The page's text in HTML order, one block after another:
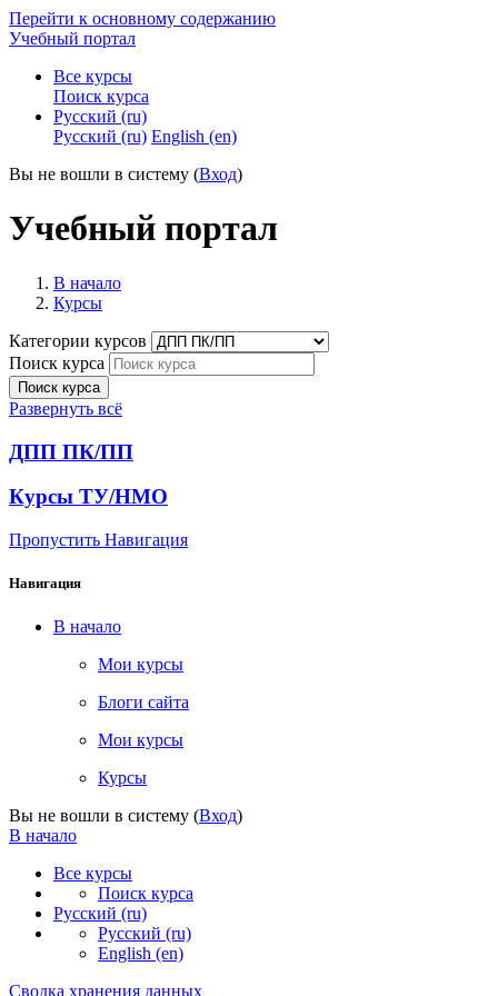
Перейти к основному содержанию
Учебный портал
Все курсы
Поиск курса
Русский ‎(ru)‎
Русский ‎(ru)‎ English ‎(en)‎
Вы не вошли в систему (Вход)
Учебный портал
В начало
Курсы
Категории курсов
Поиск курса
Поиск курса
Развернуть всё
ДПП ПК/ПП
Курсы ТУ/НМО
Пропустить Навигация
Навигация
В начало
Мои курсы
Блоги сайта
Мои курсы
Курсы
Вы не вошли в систему (Вход)
В начало
Все курсы
Поиск курса
Русский ‎(ru)‎
Русский ‎(ru)‎
English ‎(en)‎
Сводка хранения данных